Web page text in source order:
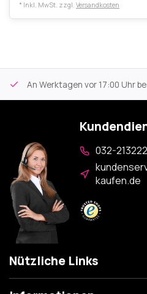
* Inkl. MwSt. zzgl. Versandkosten
An Werktagen vor 17:00 Uhr
032-
kaufen.de
Nützliche Links